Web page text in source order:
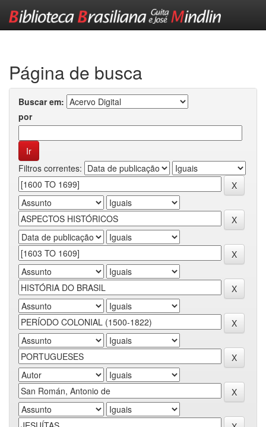
Página de busca
Buscar em:
por
Filtros correntes: